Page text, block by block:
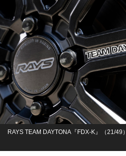
RAYS TEAM DAYTONA『FDX-K』（21/49）